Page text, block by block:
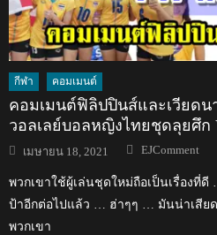
กีฬา คอมเมนต์
คอมเมนต์ฟิลิปปินส์และเวียดน
วอลเลย์บอลหญิงไทยชุดลุยศึก
Posted
on
เมษายน 18, 2021 Author
EJComment
พวกเขาใช้ผู้เล่นชุดใหม่ถือเป็นเรื่องที่
ป้าอีกต่อไปแล้ว … ฮ่าๆๆ … มันน่าเสีย
พวกเขา